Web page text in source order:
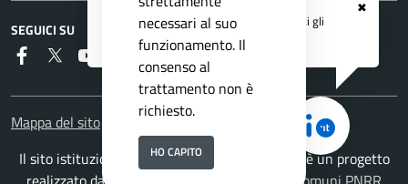
✖
Registrati ai serviziAPP IO
e ricevi tutti gli
aggiornamenti dall'Ente
SEGUICI SU
FaceboookTwitter YoutubeRSS
Mappa del sito
Il sito istituzionale del Comune di Carmignano è un progetto
necessari al suo
funzionamento. Il
consenso al
trattamento non è
richiesto.
HO CAPITO